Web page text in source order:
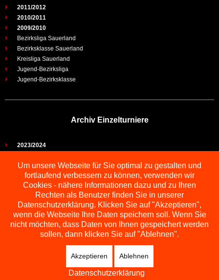
2011/2012
2010/2011
2009/2010
Bezirksliga Sauerland
Bezirksklasse Sauerland
Kreisliga Sauerland
Jugend-Bezirksliga
Jugend-Bezirksklasse
Archiv Einzelturniere
2023/2024
2021/2022
2019/2021
2018/2019
2017/2018
2016/2017
2015/2016
2014/2015
2013/2014
Um unsere Webseite für Sie optimal zu gestalten und
fortlaufend verbessern zu können, verwenden wir
Cookies - nähere Informationen dazu und zu Ihren
Rechten als Benutzer finden Sie in unserer
Datenschutzerklärung. Klicken Sie auf "Akzeptieren",
wenn die Webseite Ihre Daten speichern soll. Wenn Sie
nicht möchten, dass Daten von Ihnen gespeichert werden
sollen, dann klicken Sie auf "Ablehnen".
Akzeptieren Ablehnen
Datenschutzerklärung